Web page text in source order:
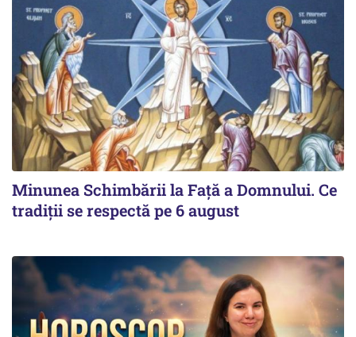
Minunea Schimbării la Față a Domnului. Ce
tradiții se respectă pe 6 august